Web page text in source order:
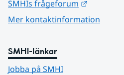
SMHIs frågeforum
Mer kontaktinformation
SMHI-länkar
Jobba på SMHI